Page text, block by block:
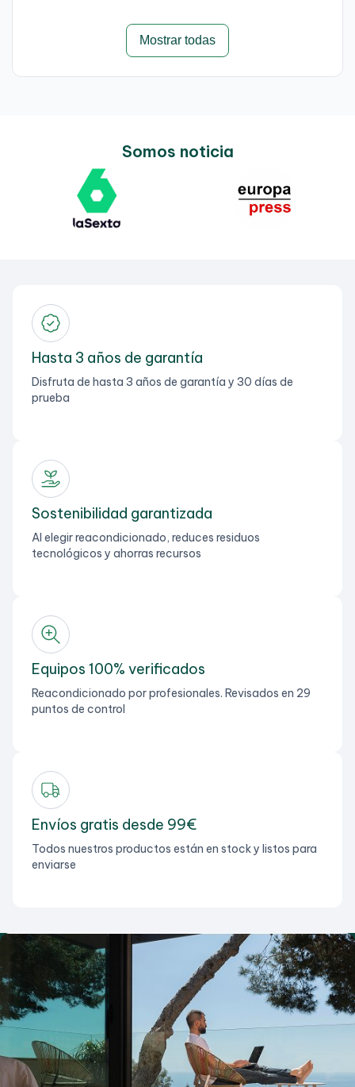
Mostrar todas
Somos noticia
Hasta 3 años de garantía
Disfruta de hasta 3 años de garantía y 30 días de
prueba
Sostenibilidad garantizada
Al elegir reacondicionado, reduces residuos
tecnológicos y ahorras recursos
Equipos 100% verificados
Reacondicionado por profesionales. Revisados en 29
puntos de control
Envíos gratis desde 99€
Todos nuestros productos están en stock y listos para
enviarse